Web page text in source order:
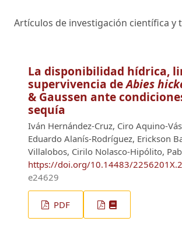
Artículos de investigación científica y
La disponibilidad hídrica,
supervivencia deAbies
& Gaussen ante
sequía
Iván Hernández-Cruz, Ciro Aquino-
Eduardo Alanís-Rodríguez, Erickson
Villalobos, Cirilo Nolasco-Hipólito,
https://doi.org/10.14483/
e24629
PDF